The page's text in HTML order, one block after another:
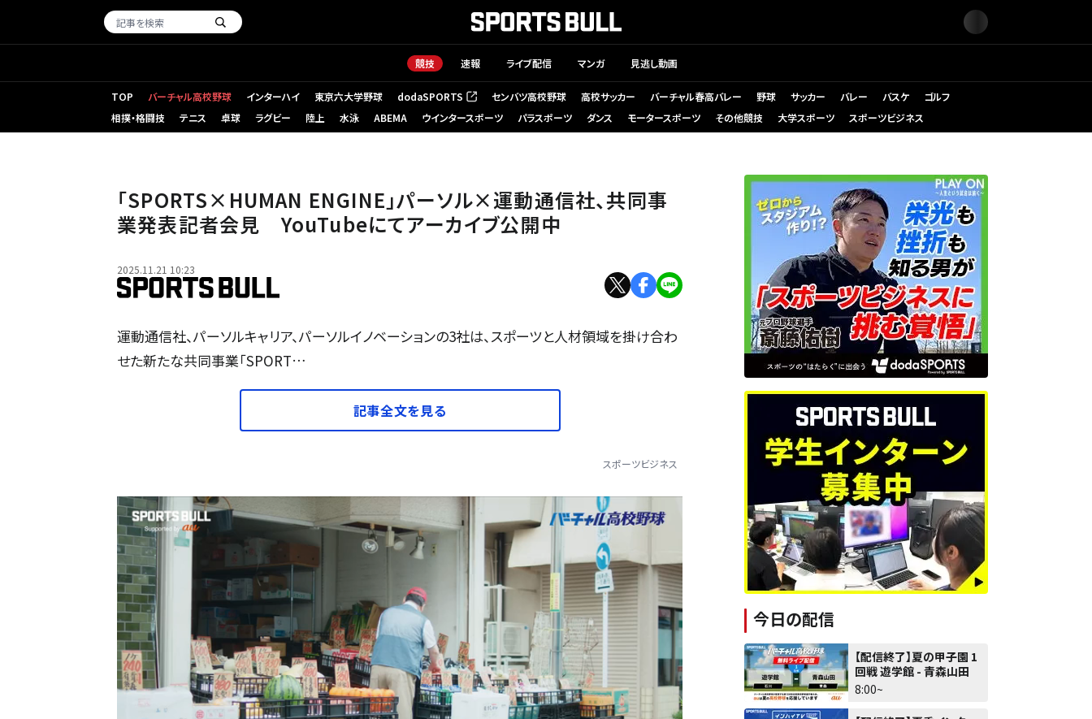
競技 速報 ライブ配信 マンガ 見逃し動画
TOP バーチャル高校野球 インターハイ 東京六大学野球 dodaSPORTS
（新しいタブで開く） センバツ高校野球 高校サッカー バーチャル春高バレー 野球 サッカー バレー バスケ
ゴルフ
相撲・格闘技
テニス 卓球 ラグビー 陸上 水泳 ABEMA ウインタースポーツ パラスポーツ ダンス モータースポーツ その他競技 大学スポーツ スポーツビジネス
「SPORTS×HUMAN ENGINE」パーソル×運動通信社、共同事
業発表記者会見 YouTubeにてアーカイブ公開中
2025.11.21 10:23
運動通信社、パーソルキャリア、パーソルイノベーションの3社は、スポーツと人材領域を掛け合わ
せた新たな共同事業「SPORT…
記事全文を見る
スポーツビジネス
今日の配信
【配信終了】夏の甲子園 1
回戦 遊学館 - 青森山田
8:00~